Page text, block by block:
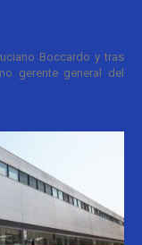
Boccardo y tras
gerente general del